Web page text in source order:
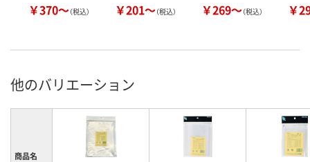
￥370～（税込） ￥201～（税込） ￥269～（税込） ￥
他のバリエーション
商品名